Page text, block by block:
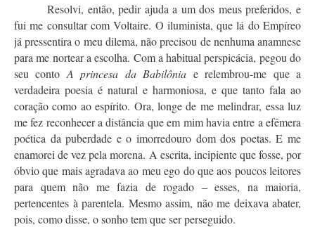
Resolvi, então, pedir ajuda a um dos meus preferidos, e
fui me consultar com Voltaire. O iluminista, que lá do Empíreo
já pressentira o meu dilema, não precisou de nenhuma anamnese
para me nortear a escolha. Com a habitual perspicácia, pegou do
seu conto A princesa da Babilônia e relembrou-me que a
verdadeira poesia é natural e harmoniosa, e que tanto fala ao
coração como ao espírito. Ora, longe de me melindrar, essa luz
me fez reconhecer a distância que em mim havia entre a efêmera
poética da puberdade e o imorredouro dom dos poetas. E me
enamorei de vez pela morena. A escrita, incipiente que fosse, por
óbvio que mais agradava ao meu ego do que aos poucos leitores
para quem não me fazia de rogado – esses, na maioria,
pertencentes à parentela. Mesmo assim, não me deixava abater,
pois, como disse, o sonho tem que ser perseguido.